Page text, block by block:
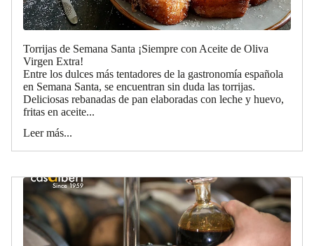
Torrijas de Semana Santa ¡Siempre con Aceite de Oliva
Virgen Extra!
Entre los dulces más tentadores de la gastronomía española
en Semana Santa, se encuentran sin duda las torrijas.
Deliciosas rebanadas de pan elaboradas con leche y huevo,
fritas en aceite...
Leer más...